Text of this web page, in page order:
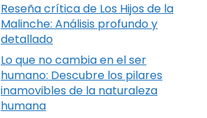
Reseña crítica de Los Hijos de la
Malinche: Análisis profundo y
detallado
Lo que no cambia en el ser
humano: Descubre los pilares
inamovibles de la naturaleza
humana